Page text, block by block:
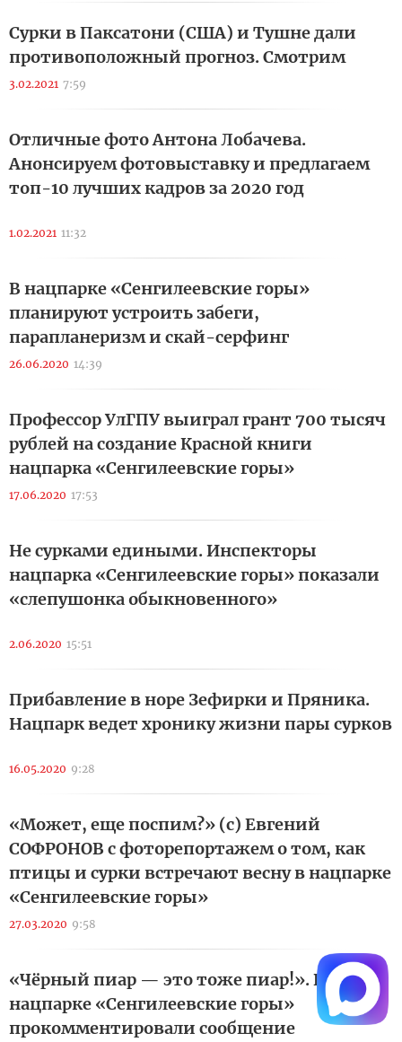
Сурки в Паксатони (США) и Тушне дали
противоположный прогноз. Смотрим
3.02.2021 7:59
Отличные фото Антона Лобачева.
Анонсируем фотовыставку и предлагаем
топ-10 лучших кадров за 2020 год
1.02.2021 11:32
В нацпарке «Сенгилеевские горы»
планируют устроить забеги,
парапланеризм и скай-серфинг
26.06.2020 14:39
Профессор УлГПУ выиграл грант 700 тысяч
рублей на создание Красной книги
нацпарка «Сенгилеевские горы»
17.06.2020 17:53
Не сурками едиными. Инспекторы
нацпарка «Сенгилеевские горы» показали
«слепушонка обыкновенного»
2.06.2020 15:51
Прибавление в норе Зефирки и Пряника.
Нацпарк ведет хронику жизни пары сурков
16.05.2020 9:28
«Может, еще поспим?» (с) Евгений
СОФРОНОВ с фоторепортажем о том, как
птицы и сурки встречают весну в нацпарке
«Сенгилеевские горы»
27.03.2020 9:58
«Чёрный пиар — это тоже пиар!». В
нацпарке «Сенгилеевские горы»
прокомментировали сообщение